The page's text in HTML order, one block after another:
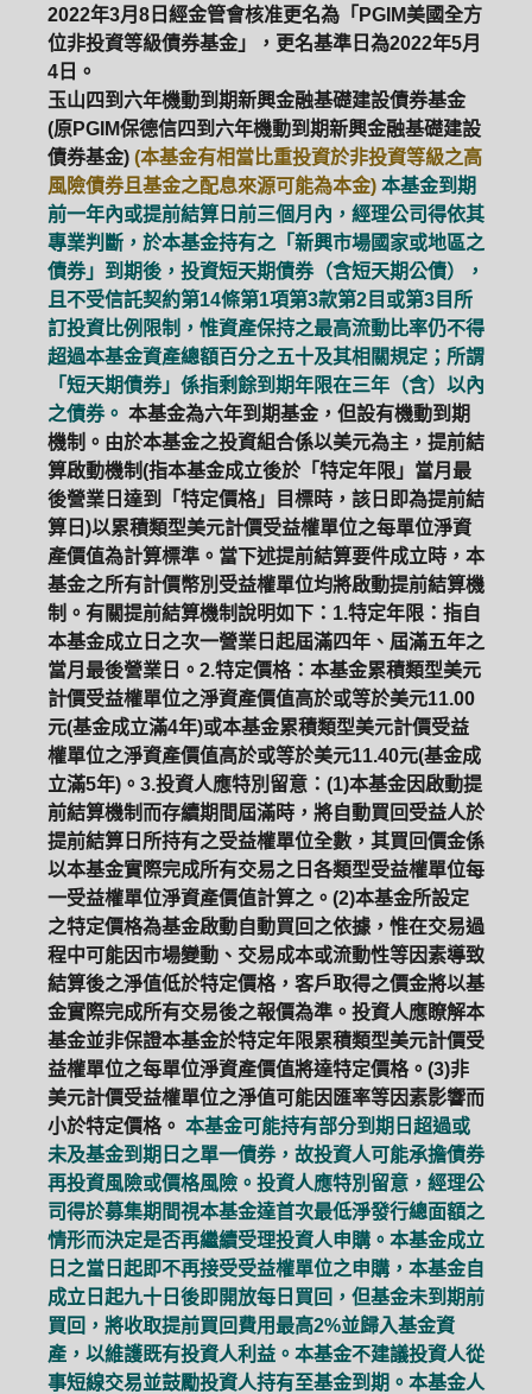
2022年3月8日經金管會核准更名為「PGIM美國全方
位非投資等級債券基金」，更名基準日為2022年5月
4日。
玉山四到六年機動到期新興金融基礎建設債券基金
(原PGIM保德信四到六年機動到期新興金融基礎建設
債券基金) (本基金有相當比重投資於非投資等級之高
風險債券且基金之配息來源可能為本金) 本基金到期
前一年內或提前結算日前三個月內，經理公司得依其
專業判斷，於本基金持有之「新興市場國家或地區之
債券」到期後，投資短天期債券（含短天期公債），
且不受信託契約第14條第1項第3款第2目或第3目所
訂投資比例限制，惟資產保持之最高流動比率仍不得
超過本基金資產總額百分之五十及其相關規定；所謂
「短天期債券」係指剩餘到期年限在三年（含）以內
之債券。 本基金為六年到期基金，但設有機動到期
機制。由於本基金之投資組合係以美元為主，提前結
算啟動機制(指本基金成立後於「特定年限」當月最
後營業日達到「特定價格」目標時，該日即為提前結
算日)以累積類型美元計價受益權單位之每單位淨資
產價值為計算標準。當下述提前結算要件成立時，本
基金之所有計價幣別受益權單位均將啟動提前結算機
制。有關提前結算機制說明如下：1.特定年限：指自
本基金成立日之次一營業日起屆滿四年、屆滿五年之
當月最後營業日。2.特定價格：本基金累積類型美元
計價受益權單位之淨資產價值高於或等於美元11.00
元(基金成立滿4年)或本基金累積類型美元計價受益
權單位之淨資產價值高於或等於美元11.40元(基金成
立滿5年)。3.投資人應特別留意：(1)本基金因啟動提
前結算機制而存續期間屆滿時，將自動買回受益人於
提前結算日所持有之受益權單位全數，其買回價金係
以本基金實際完成所有交易之日各類型受益權單位每
一受益權單位淨資產價值計算之。(2)本基金所設定
之特定價格為基金啟動自動買回之依據，惟在交易過
程中可能因市場變動、交易成本或流動性等因素導致
結算後之淨值低於特定價格，客戶取得之價金將以基
金實際完成所有交易後之報價為準。投資人應瞭解本
基金並非保證本基金於特定年限累積類型美元計價受
益權單位之每單位淨資產價值將達特定價格。(3)非
美元計價受益權單位之淨值可能因匯率等因素影響而
小於特定價格。 本基金可能持有部分到期日超過或
未及基金到期日之單一債券，故投資人可能承擔債券
再投資風險或價格風險。投資人應特別留意，經理公
司得於募集期間視本基金達首次最低淨發行總面額之
情形而決定是否再繼續受理投資人申購。本基金成立
日之當日起即不再接受受益權單位之申購，本基金自
成立日起九十日後即開放每日買回，但基金未到期前
買回，將收取提前買回費用最高2%並歸入基金資
產，以維護既有投資人利益。本基金不建議投資人從
事短線交易並鼓勵投資人持有至基金到期。本基金人